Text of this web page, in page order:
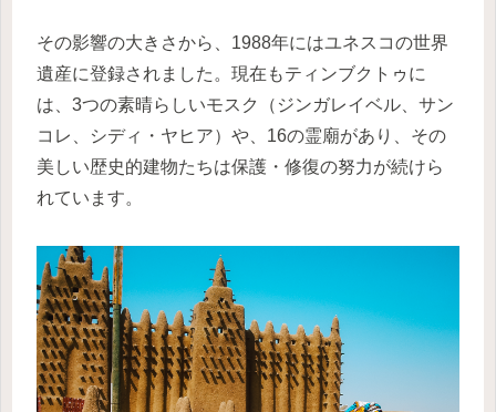
その影響の大きさから、1988年にはユネスコの世界
遺産に登録されました。現在もティンブクトゥに
は、3つの素晴らしいモスク（ジンガレイベル、サン
コレ、シディ・ヤヒア）や、16の霊廟があり、その
美しい歴史的建物たちは保護・修復の努力が続けら
れています。